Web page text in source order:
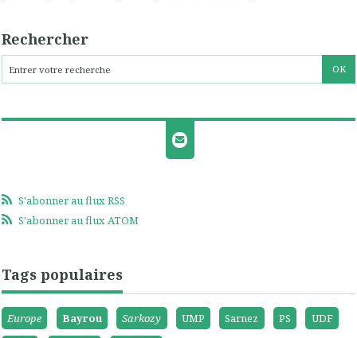
Rechercher
S'abonner au flux RSS
S'abonner au flux ATOM
Tags populaires
Europe Bayrou Sarkozy UMP Sarnez PS
UDF